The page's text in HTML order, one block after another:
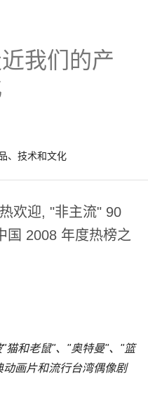
我们的产
、技术和文化
欢迎, "非主流" 90
2008 年度热榜之
猫和老鼠"、"奥特曼"、"篮
画片和流行台湾偶像剧